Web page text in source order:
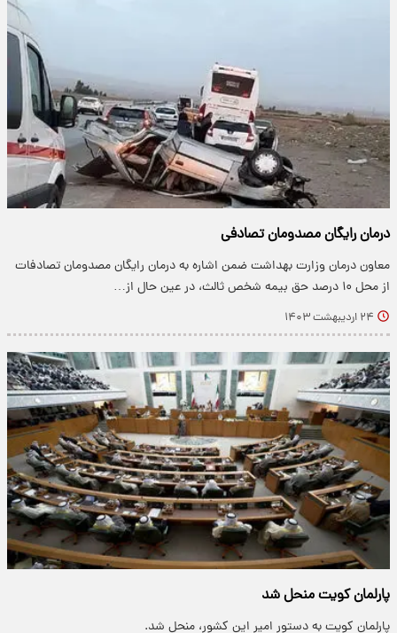
درمان رایگان مصدومان تصادفی
معاون درمان وزارت بهداشت ضمن اشاره به درمان رایگان مصدومان تصادفات
از محل ۱۰ درصد حق بیمه شخص ثالث، در عین حال از…
۲۴ اردیبهشت ۱۴۰۳
پارلمان کویت منحل شد
پارلمان کویت به دستور امیر این کشور، منحل شد.